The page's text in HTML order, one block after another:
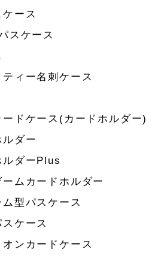
ース
スケース
ィー名刺ケース
ードケース(カードホルダー)
ダー
ルダーPlus
ムカードホルダー
型パスケース
ケース
ンカードケース